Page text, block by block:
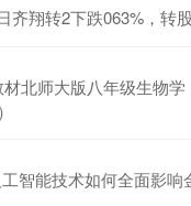
齐翔转2下跌063%，转
北师大版八年级生物
智能技术如何全面影响